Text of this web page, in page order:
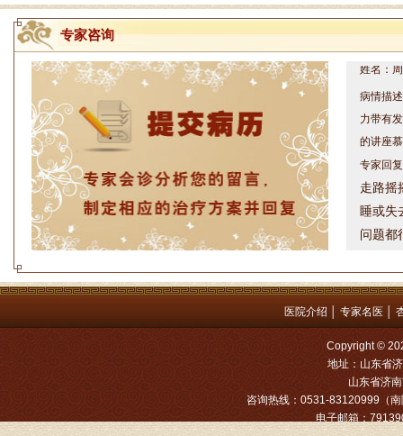
专家咨询
姓名：
病情描
力带有
的讲座
专家回
走路摇
睡或失
问题都
方案，
姓名：
病情描
专家回
姓名：
病情描
医院介绍 专家名医
Copyright ©
地址：山东省
山东省济南
咨询热线：0531-83120999（
电子邮箱：